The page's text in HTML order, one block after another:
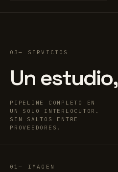
03 SERVICIOS
Un estudio,
PIPELINE COMPLETO EN
UN SOLO INTERLOCUTOR.
SIN SALTOS ENTRE
PROVEEDORES.
01 IMAGEN